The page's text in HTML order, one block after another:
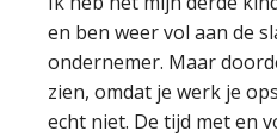
en ben weer vol aan de
ondernemer. Maar
zien, omdat je werk je
echt niet. De tijd met en